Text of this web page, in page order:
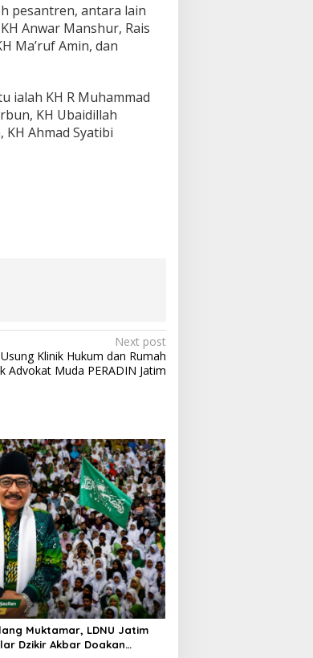
pesantren, antara lain
Anwar Manshur, Rais
Ma’ruf Amin, dan
ialah KH R Muhammad
KH Ubaidillah
KH Ahmad Syatibi
Next post
Klinik Hukum dan Rumah
Advokat Muda PERADIN Jatim
Muktamar, LDNU Jatim
Dzikir Akbar Doakan